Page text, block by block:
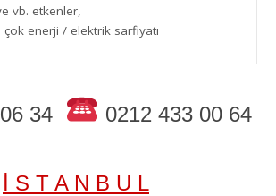
vb. etkenler,
çok enerji / elektrik sarfiyatı
34 0212 433 00 64
İ S T A N B U L